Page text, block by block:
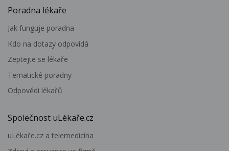
Poradna lékaře
Jak funguje poradna
Kdo na dotazy odpovídá
Zeptejte se lékaře
Tematické poradny
Odpovědi lékařů
Společnost uLékaře.cz
uLékaře.cz a telemedicína